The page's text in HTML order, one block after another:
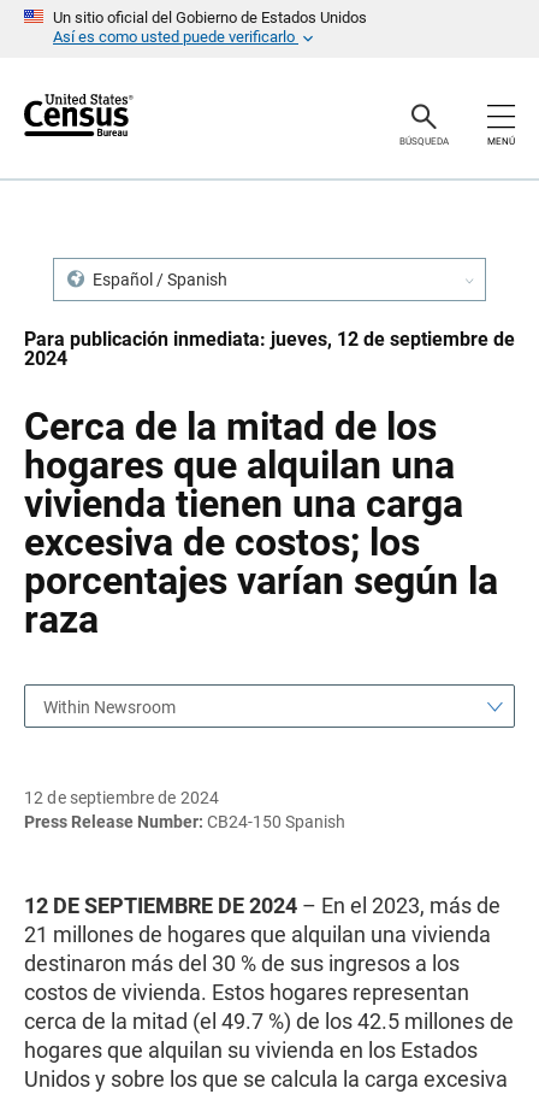
Un sitio oficial del Gobierno de Estados Unidos
Así es como usted puede verificarlo
a
BÚSQUEDA MENÚ
Español / Spanish
Para publicación inmediata: jueves, 12 de septiembre de
2024
Cerca de la mitad de los
hogares que alquilan una
vivienda tienen una carga
excesiva de costos; los
porcentajes varían según la
raza
e
Within Newsroom
12 de septiembre de 2024
Press Release Number: CB24-150 Spanish
12 DE SEPTIEMBRE DE 2024 – En el 2023, más de
21 millones de hogares que alquilan una vivienda
destinaron más del 30 % de sus ingresos a los
costos de vivienda. Estos hogares representan
cerca de la mitad (el 49.7 %) de los 42.5 millones de
hogares que alquilan su vivienda en los Estados
Unidos y sobre los que se calcula la carga excesiva